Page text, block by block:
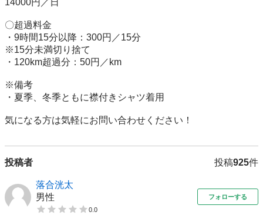
14000円／日
〇超過料金
・9時間15分以降：300円／15分
※15分未満切り捨て
・120km超過分：50円／km
※備考
・夏季、冬季ともに襟付きシャツ着用
気になる方は気軽にお問い合わせください！
投稿者 投稿925件
落合洸太
男性
0.0
フォローする